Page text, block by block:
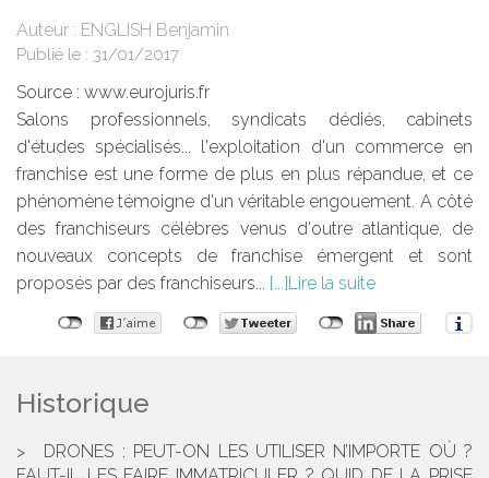
Auteur : ENGLISH Benjamin
Publié le : 31/01/2017
Source : www.eurojuris.fr
Salons professionnels, syndicats dédiés, cabinets
d'études spécialisés... l'exploitation d'un commerce en
franchise est une forme de plus en plus répandue, et ce
phénomène témoigne d'un véritable engouement. A côté
des franchiseurs célèbres venus d'outre atlantique, de
nouveaux concepts de franchise émergent et sont
proposés par des franchiseurs...
Lire la suite
Historique
DRONES : PEUT-ON LES UTILISER N’IMPORTE OÙ ?